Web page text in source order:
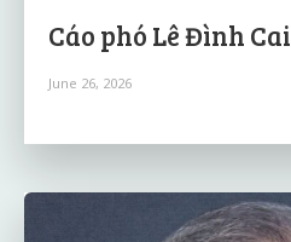
Cáo phó Lê Đình Cai
June 26, 2026